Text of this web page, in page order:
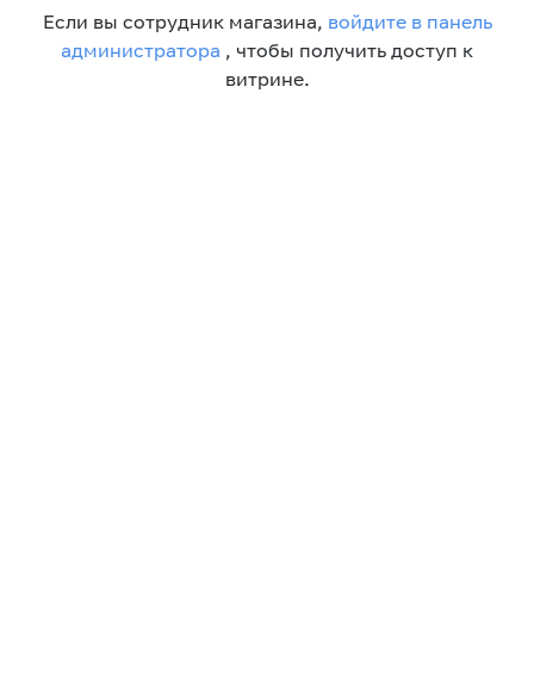
Если вы сотрудник магазина, войдите в панель
администратора , чтобы получить доступ к
витрине.